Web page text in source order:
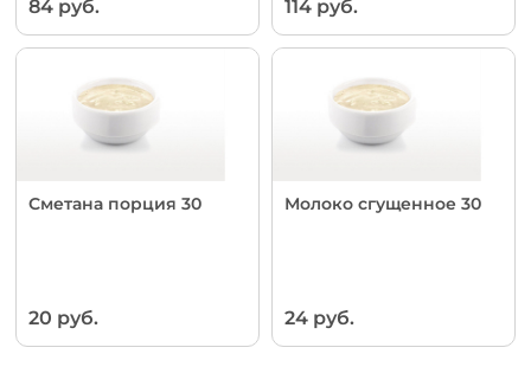
84 руб. 114 руб.
Сметана порция 30
20 руб.
Молоко сгущенное 30
24 руб.